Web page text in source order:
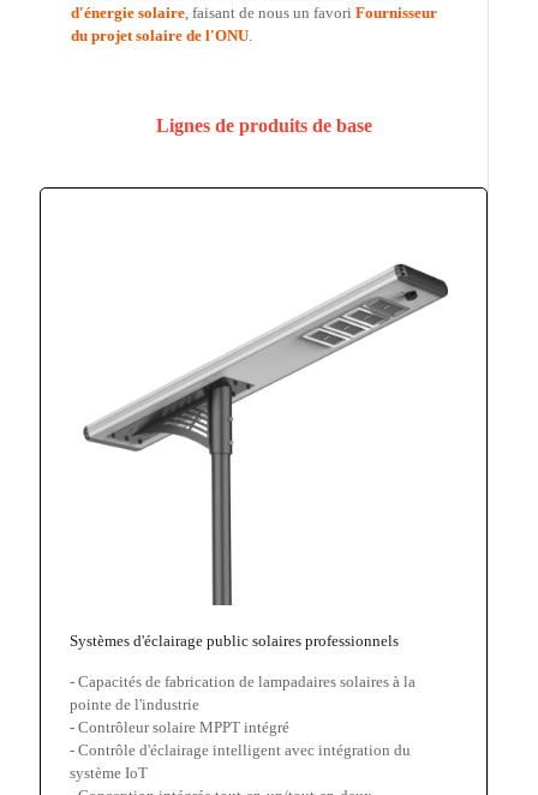
d'énergie solaire, faisant de nous un favori Fournisseur
du projet solaire de l'ONU.
Lignes de produits de base
Systèmes d'éclairage public solaires professionnels
- Capacités de fabrication de lampadaires solaires à la
pointe de l'industrie
- Contrôleur solaire MPPT intégré
- Contrôle d'éclairage intelligent avec intégration du
système IoT